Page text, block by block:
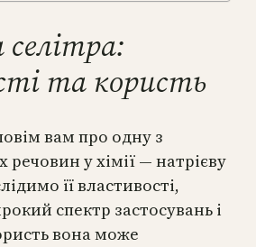
та користь
вам про одну з
у хімії — натрієву
її властивості,
спектр застосувань і
вона може